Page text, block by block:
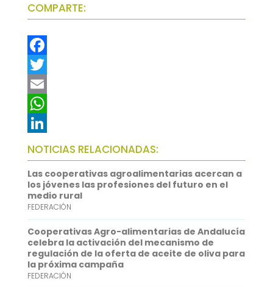
COMPARTE:
F
a
c
e
b
o
o
k
T
w
t
t
e
r
E
m
a
i
l
W
h
a
t
s
A
p
p
L
i
n
k
e
d
I
n
NOTICIAS RELACIONADAS:
Las cooperativas agroalimentarias acercan a
los jóvenes las profesiones del futuro en el
medio rural
FEDERACIÓN
Cooperativas Agro-alimentarias de Andalucía
celebra la activación del mecanismo de
regulación de la oferta de aceite de oliva para
la próxima campaña
FEDERACIÓN